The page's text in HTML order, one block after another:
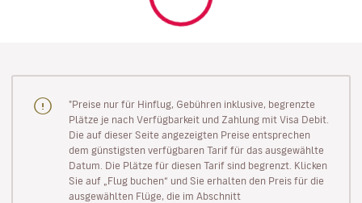
"Preise nur für Hinflug, Gebühren inklusive, begrenzte
Plätze je nach Verfügbarkeit und Zahlung mit Visa Debit.
Die auf dieser Seite angezeigten Preise entsprechen
dem günstigsten verfügbaren Tarif für das ausgewählte
Datum. Die Plätze für diesen Tarif sind begrenzt. Klicken
Sie auf „Flug buchen“ und Sie erhalten den Preis für die
ausgewählten Flüge, die im Abschnitt